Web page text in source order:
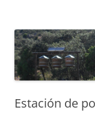
Estación de